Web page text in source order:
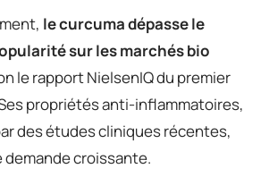
le curcuma dépasse le
sur les marchés bio
le rapport NielsenIQ du premier
propriétés anti-inflammatoires,
des études cliniques récentes,
croissante.